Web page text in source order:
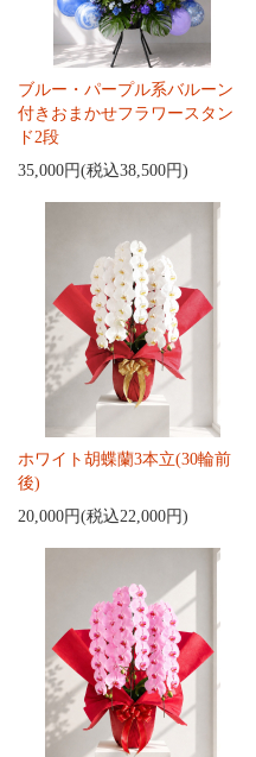
ブルー・パープル系バルーン
付きおまかせフラワースタン
ド2段
35,000円(税込38,500円)
ホワイト胡蝶蘭3本立(30輪前
後)
20,000円(税込22,000円)